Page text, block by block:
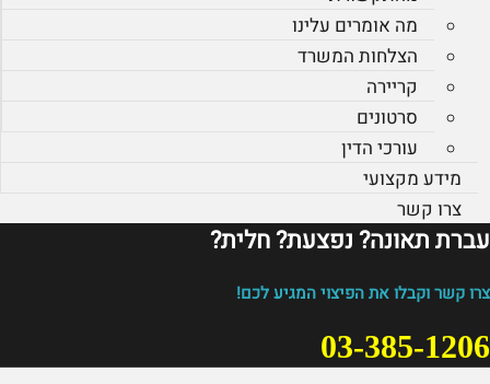
מה אומרים עלינו
הצלחות המשרד
קריירה
סרטונים
עורכי הדין
מידע מקצועי
צרו קשר
עברת תאונה? נפצעת? חלית?​
צרו קשר וקבלו את הפיצוי המגיע לכם!
03-385-1206